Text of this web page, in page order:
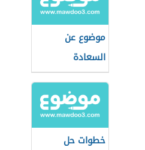
موضوع عن
السعادة
خطوات حل